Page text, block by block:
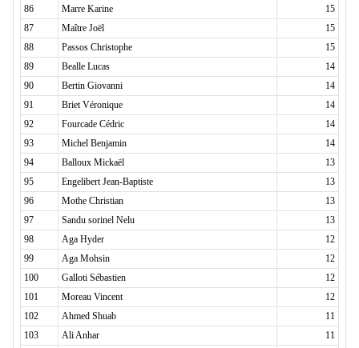
86 Marre Karine
15
87
Maître Joël
15
88
Passos Christophe
15
89
Bealle Lucas
14
90
Bertin Giovanni
14
91
Briet Véronique
14
92
Fourcade Cédric
14
93
Michel Benjamin
14
94
Balloux Mickaël
13
95
Engelibert Jean-Baptiste
13
96
Mothe Christian
13
97
Sandu sorinel Nelu
13
98
Aga Hyder
12
99
Aga Mohsin
12
100
Galloti Sébastien
12
101
Moreau Vincent
12
102
Ahmed Shuab
11
103
Ali Anhar
11